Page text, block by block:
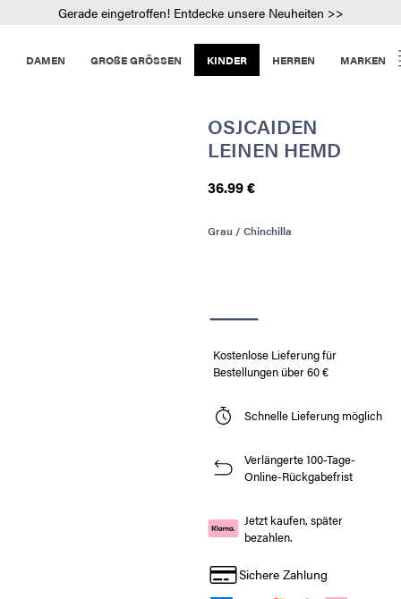
Gerade eingetroffen! Entdecke unsere Neuheiten >>
DAMEN GROßE GRÖSSEN KINDER HERREN MARKEN
OSJCAIDEN
LEINEN HEMD
36.99 €
Grau / Chinchilla
Kostenlose Lieferung für
Bestellungen über 60 €
Schnelle Lieferung möglich
Verlängerte 100-Tage-
Online-Rückgabefrist
Jetzt kaufen, später
bezahlen.
Sichere Zahlung